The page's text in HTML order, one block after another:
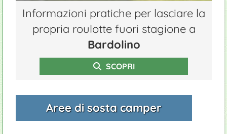
Informazioni pratiche per lasciare la
propria roulotte fuori stagione a
Bardolino
SCOPRI
Aree di sosta camper